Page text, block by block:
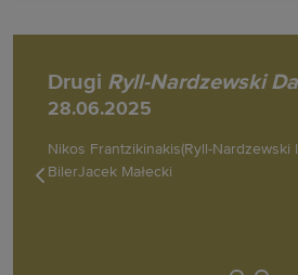
Drugi Ryll-Nardzewski
28.06.2025
Nikos Frantzikinakis(Ryll-Nardzewski
BilerJacek Małecki
poprzedni slajd